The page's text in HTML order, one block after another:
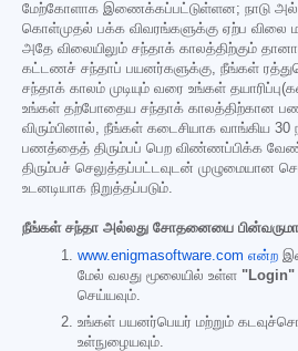
மேற்கோளாக இணைக்கப்பட்டுள்ளன; நாடு
கொள்முதல் பக்க விவரங்களுக்கு ஏற்ப விலை
அதே விலையிலும் சந்தாக் காலத்திற்கும்
கட்டணச் சந்தாப் பயனர்களுக்கு, நீங்கள்
சந்தாக் காலம் முடியும் வரை உங்கள்
உங்கள் தற்போதைய சந்தாக் காலத்திற்கான
விரும்பினால், நீங்கள் கடைசியாக வாங்கிய 30
பணத்தைத் திரும்பப் பெற விண்ணப்பிக்க
திரும்பச் செலுத்தப்பட்டவுடன் முழுமையான
உடனடியாக நிறுத்தப்படும்.
நீங்கள் சந்தா அல்லது சோதனையை
www.enigmasoftware.com என்ற
மேல் வலது மூலையில் உள்ள "Login"
செய்யவும்.
உங்கள் பயனர்பெயர் மற்றும்
உள்நுழையவும்.